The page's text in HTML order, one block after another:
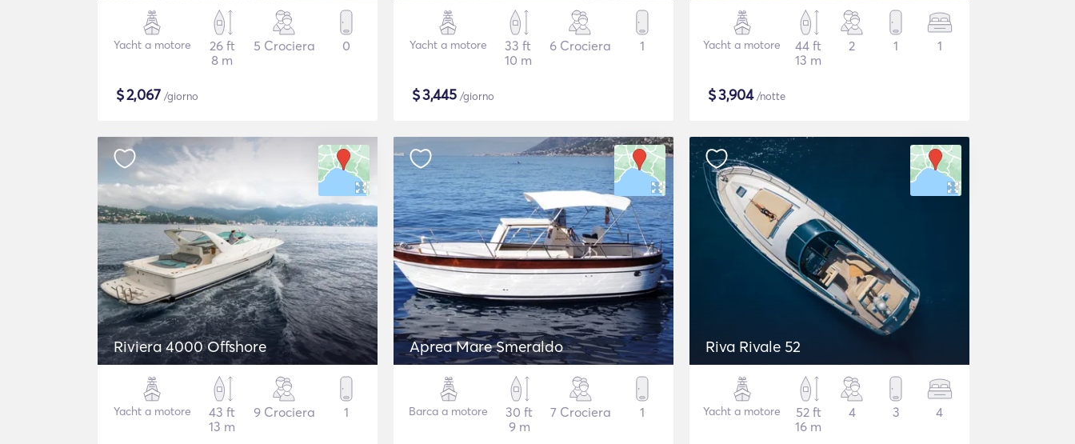
Yacht a motore
26 ft
8 m
5 Crociera 0
$2,067 /giorno
Yacht a motore
33 ft
10 m
6 Crociera 1
$3,445 /giorno
Yacht a motore
44 ft
13 m
2 1 1
$3,904/notte
Riviera 4000 Offshore
Yacht a motore
43 ft
13 m
9 Crociera 1
Aprea Mare Smeraldo
Barca a motore
30 ft
9 m
7 Crociera 1
Riva Rivale 52
Yacht a motore
52 ft
16 m
4 3 4